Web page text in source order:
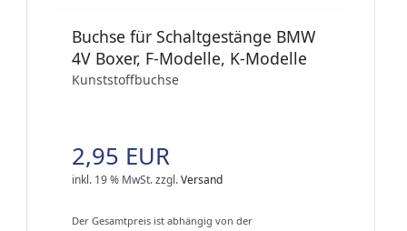
Buchse für Schaltgestänge BMW
4V Boxer, F-Modelle, K-Modelle
Kunststoffbuchse
2,95 EUR
inkl. 19 % MwSt.zzgl.Versand
Der Gesamtpreis ist abhängig von der